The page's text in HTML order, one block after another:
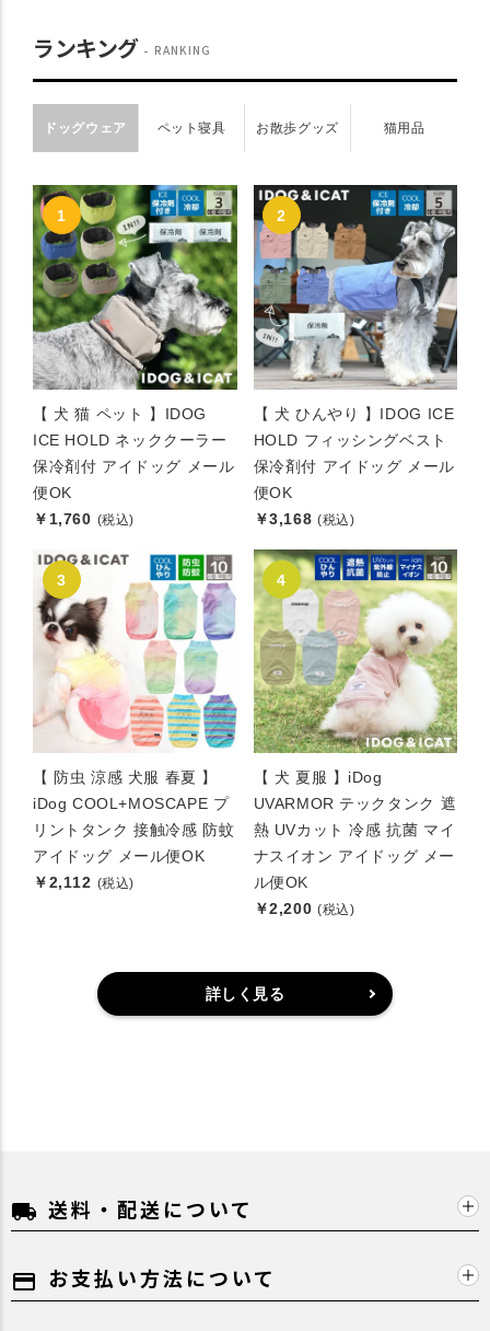
ランキング RANKING
ドッグウェア ペット寝具 お散歩グッズ 猫用品
【 犬 猫 ペット 】IDOG
ICE HOLD ネッククーラー
保冷剤付 アイドッグ メール
便OK
￥1,760 (税込)
【 犬 ひんやり 】IDOG ICE
HOLD フィッシングベスト
保冷剤付 アイドッグ メール
便OK
￥3,168 (税込)
【 防虫 涼感 犬服 春夏 】
iDog COOL+MOSCAPE プ
リントタンク 接触冷感 防蚊
アイドッグ メール便OK
￥2,112 (税込)
【 犬 夏服 】iDog
UVARMOR テックタンク 遮
熱 UVカット 冷感 抗菌 マイ
ナスイオン アイドッグ メー
ル便OK
￥2,200 (税込)
詳しく見る
local_shipping 送料・配送について
payment お支払い方法について